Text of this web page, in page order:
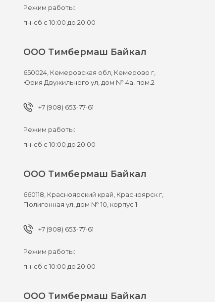
Режим работы:
пн-сб с 10:00 до 20:00
ООО Тимбермаш Байкал
650024, Кемеровская обл, Кемерово г,
Юрия Двужильного ул, дом № 4а, пом.2
+7 (908) 653-77-61
Режим работы:
пн-сб с 10:00 до 20:00
ООО Тимбермаш Байкал
660118, Красноярский край, Красноярск г,
Полигонная ул, дом № 10, корпус 1
+7 (908) 653-77-61
Режим работы:
пн-сб с 10:00 до 20:00
ООО Тимбермаш Байкал